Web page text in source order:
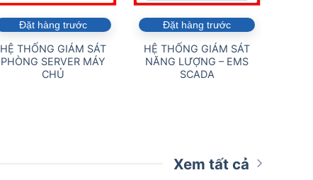
Đặt hàng trước
HỆ THỐNG GIÁM SÁT
PHÒNG SERVER MÁY
CHỦ
Đặt hàng trước
HỆ THỐNG GIÁM SÁT
NĂNG LƯỢNG – EMS
SCADA
Xem tất cả